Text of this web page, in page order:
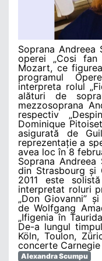
Soprana
operei „Cosi fan
Mozart, ce
programul
interpreta rolul
alături de
mezzosoprana
respectiv
Dominique
asigurată de
reprezentație a
avea loc în 8
Soprana
din Strasbourg și
2011 este
interpretat roluri
„Don Giovanni”
de Wolfgang
„Ifigenia în
De-a lungul
Köln, Toulon,
concerte
Alexandra Scumpu